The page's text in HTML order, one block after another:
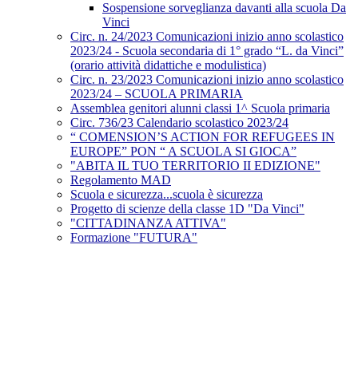
Sospensione sorveglianza davanti alla scuola Da
Vinci
Circ. n. 24/2023 Comunicazioni inizio anno scolastico
2023/24 - Scuola secondaria di 1° grado “L. da Vinci”
(orario attività didattiche e modulistica)
Circ. n. 23/2023 Comunicazioni inizio anno scolastico
2023/24 – SCUOLA PRIMARIA
Assemblea genitori alunni classi 1^ Scuola primaria
Circ. 736/23 Calendario scolastico 2023/24
“ COMENSION’S ACTION FOR REFUGEES IN
EUROPE” PON “ A SCUOLA SI GIOCA”
"ABITA IL TUO TERRITORIO II EDIZIONE"
Regolamento MAD
Scuola e sicurezza...scuola è sicurezza
Progetto di scienze della classe 1D "Da Vinci"
"CITTADINANZA ATTIVA"
Formazione "FUTURA"